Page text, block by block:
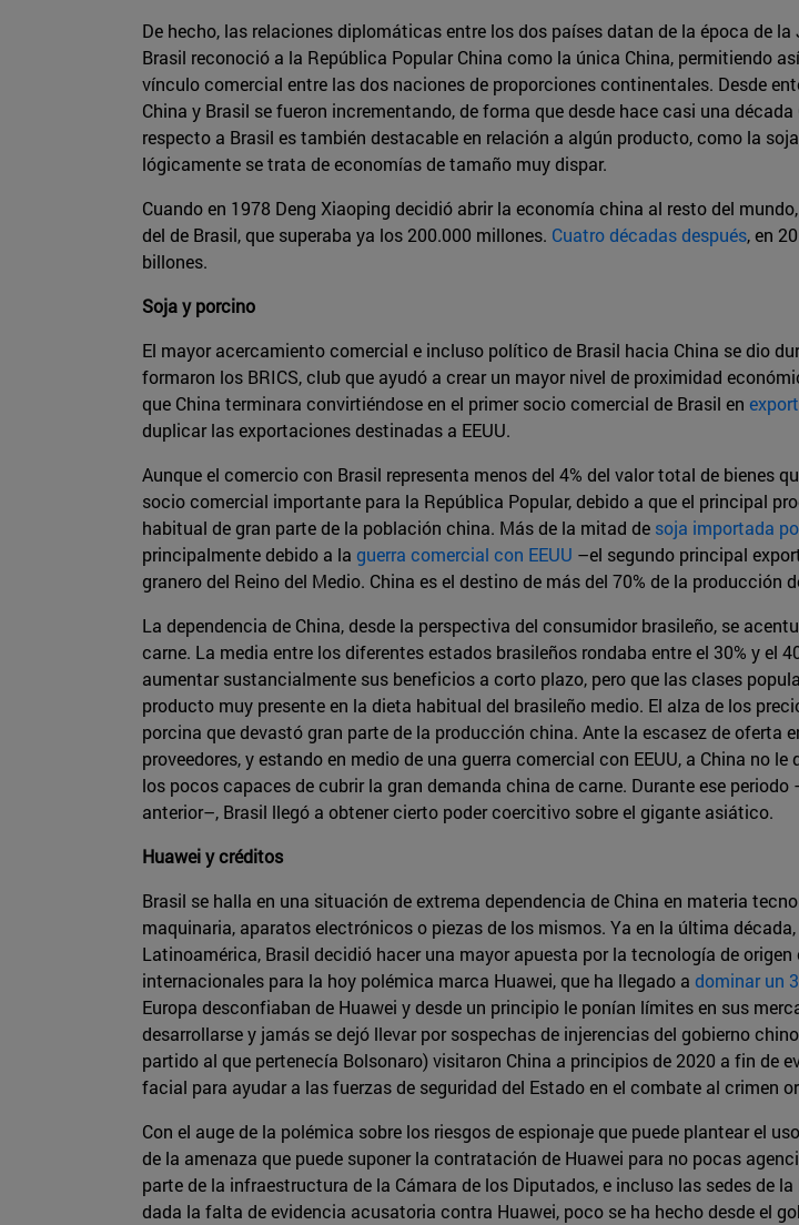
De hecho, las relaciones diplomáticas entre los dos países datan de la época de
Brasil reconoció a la República Popular China como la única China, permitiendo
vínculo comercial entre las dos naciones de proporciones continentales. Desde
China y Brasil se fueron incrementando, de forma que desde hace casi una
respecto a Brasil es también destacable en relación a algún producto, como la
lógicamente se trata de economías de tamaño muy dispar.
Cuando en 1978 Deng Xiaoping decidió abrir la economía china al resto del
del de Brasil, que superaba ya los 200.000 millones. Cuatro décadas después, en
billones.
Soja y porcino
El mayor acercamiento comercial e incluso político de Brasil hacia China se dio
formaron los BRICS, club que ayudó a crear un mayor nivel de proximidad
que China terminara convirtiéndose en el primer socio comercial de Brasil en
duplicar las exportaciones destinadas a EEUU.
Aunque el comercio con Brasil representa menos del 4% del valor total de bienes
socio comercial importante para la República Popular, debido a que el principal
habitual de gran parte de la población china. Más de la mitad de soja importada
principalmente debido a la guerra comercial con EEUU –el segundo principal
granero del Reino del Medio. China es el destino de más del 70% de la producción
La dependencia de China, desde la perspectiva del consumidor brasileño, se
carne. La media entre los diferentes estados brasileños rondaba entre el 30% y el
aumentar sustancialmente sus beneficios a corto plazo, pero que las clases
producto muy presente en la dieta habitual del brasileño medio. El alza de los
porcina que devastó gran parte de la producción china. Ante la escasez de oferta
proveedores, y estando en medio de una guerra comercial con EEUU, a China no le
los pocos capaces de cubrir la gran demanda china de carne. Durante ese
anterior–, Brasil llegó a obtener cierto poder coercitivo sobre el gigante asiático.
Huawei y créditos
Brasil se halla en una situación de extrema dependencia de China en materia
maquinaria, aparatos electrónicos o piezas de los mismos. Ya en la última
Latinoamérica, Brasil decidió hacer una mayor apuesta por la tecnología de
internacionales para la hoy polémica marca Huawei, que ha llegado a dominar un
Europa desconfiaban de Huawei y desde un principio le ponían límites en sus
desarrollarse y jamás se dejó llevar por sospechas de injerencias del gobierno
partido al que pertenecía Bolsonaro) visitaron China a principios de 2020 a fin de
facial para ayudar a las fuerzas de seguridad del Estado en el combate al crimen
Con el auge de la polémica sobre los riesgos de espionaje que puede plantear el
de la amenaza que puede suponer la contratación de Huawei para no pocas
parte de la infraestructura de la Cámara de los Diputados, e incluso las sedes de
dada la falta de evidencia acusatoria contra Huawei, poco se ha hecho desde el